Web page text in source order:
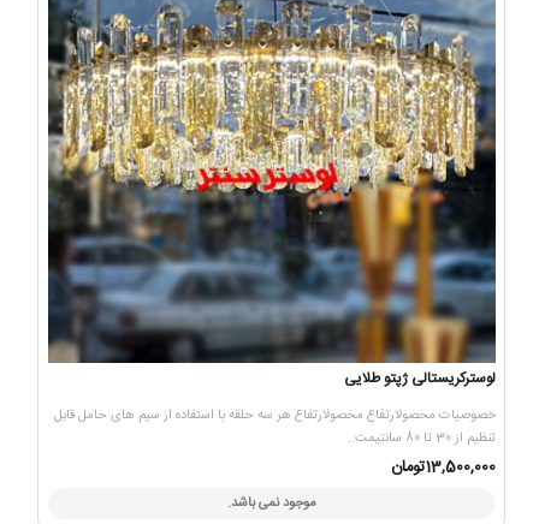
لوسترکریستالی ژپتو طلایی
خصوصیات محصولارتفاع محصولارتفاع هر سه حلقه با استفاده از سیم های حامل قابل
تنظیم از 30 تا 80 سانتیمت..
13,500,000تومان
موجود نمی باشد.